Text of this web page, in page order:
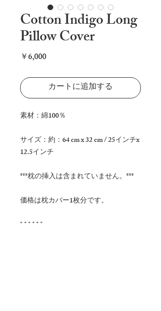
Cotton Indigo Long
Pillow Cover
￥6,000価
カートに追加する
素材：綿100％
サイズ：約：64 cm x 32 cm / 25インチx
12.5インチ
***枕の挿入は含まれていません。***
価格は枕カバー1枚分です。
* * * * * *